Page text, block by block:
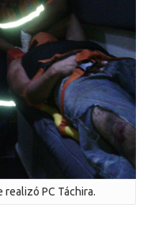
PC Táchira.